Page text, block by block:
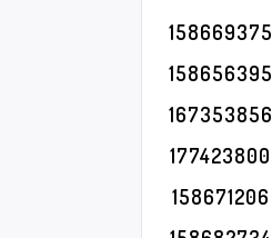
158669375
158656395
167353856
177423800
158671206